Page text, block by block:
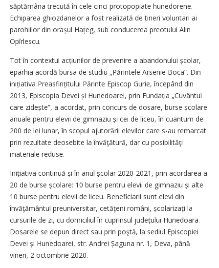
săptămâna trecută în cele cinci protopopiate hunedorene.
Echiparea ghiozdanelor a fost realizată de tineri voluntari ai
parohiilor din orașul Hațeg, sub conducerea preotului Alin
Opîrlescu.
Tot în contextul acțiunilor de prevenire a abandonului școlar,
eparhia acordă bursa de studiu „Părintele Arsenie Boca”. Din
inițiativa Prea­sfințitului Părinte Episcop Gurie, începând din
2013, Episcopia Devei și Hunedoarei, prin Fundația „Cuvântul
care zidește”, a acordat, prin concurs de dosare, burse școlare
anuale pentru elevii de gimnaziu și cei de liceu, în cuantum de
200 de lei lunar, în scopul ajutorării elevilor care s-au remarcat
prin rezultate deosebite la învăţătură, dar cu posibilităţi
materiale reduse.
Inițiativa continuă și în anul școlar 2020-2021, prin acordarea a
20 de burse școlare: 10 burse pentru elevii de gimnaziu și alte
10 burse pentru elevii de liceu. Beneficiarii sunt elevi din
învăţământul preuniversitar, cetăţeni români, școla­rizați la
cursurile de zi, cu domiciliul în cuprinsul județului Hunedoara.
Dosarele se depun direct sau prin poştă, la sediul Episcopiei
Devei și Hunedoarei, str. Andrei Șaguna nr. 1, Deva, până
vineri, 2 octombrie 2020.